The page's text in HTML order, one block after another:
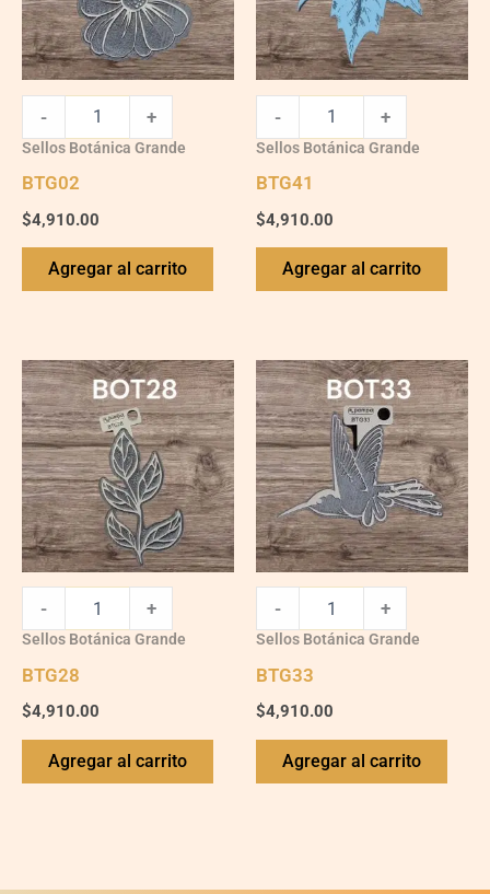
- +
Sellos Botánica Grande
BTG02
$4,910.00
Agregar al carrito
- +
Sellos Botánica Grande
BTG41
$4,910.00
Agregar al carrito
BTG28
quantity
- +
Sellos Botánica Grande
BTG28
$4,910.00
Agregar al carrito
BTG33
quantity
- +
Sellos Botánica Grande
BTG33
$4,910.00
Agregar al carrito